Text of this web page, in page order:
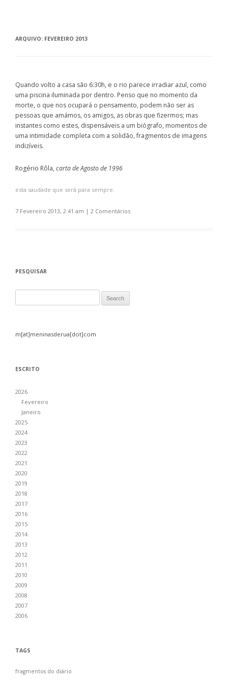
ARQUIVO: FEVEREIRO 2013
Quando volto a casa são 6:30h, e o rio parece irradiar azul, como
uma piscina iluminada por dentro. Penso que no momento da
morte, o que nos ocupará o pensamento, podem não ser as
pessoas que amámos, os amigos, as obras que fizermos; mas
instantes como estes, dispensáveis a um biógrafo, momentos de
uma intimidade completa com a solidão, fragmentos de imagens
indizíveis.
Rogério Rôla,carta de Agosto de 1996
esta saudade que será para sempre.
7 Fevereiro 2013, 2:41 am | 2 Comentários
PESQUISAR
m[at]meninasderua[dot]com
ESCRITO
2026
Fevereiro
Janeiro
2025
2024
2023
2022
2021
2020
2019
2018
2017
2016
2015
2014
2013
2012
2011
2010
2009
2008
2007
2006
TAGS
fragmentos do diário